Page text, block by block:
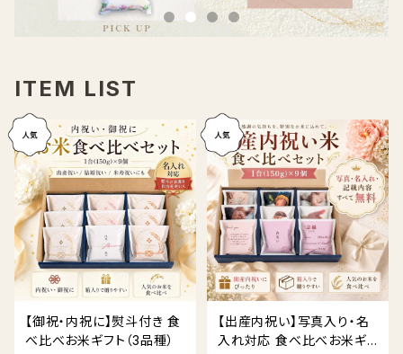
ITEM LIST
【御祝・内祝に】熨斗付き 食
べ比べお米ギフト（3品種）
【出産内祝い】写真入り・名
入れ対応 食べ比べお米ギ